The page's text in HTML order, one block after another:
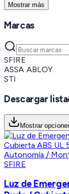
Mostrar más
Marcas
SFIRE
ASSA ABLOY
STI
Descargar
Mostrar
SFIRE
Luz de